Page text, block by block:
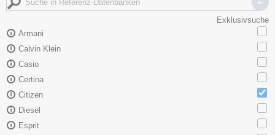
Exklusivsuche
Armani
Calvin Klein
Casio
Certina
Citizen
Diesel
Esprit